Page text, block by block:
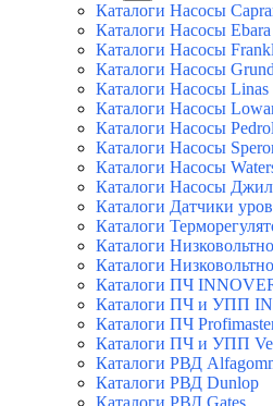
Каталоги Насосы
Каталоги Насосы Ebara
Каталоги Насосы
Каталоги Насосы
Каталоги Насосы Linas
Каталоги Насосы
Каталоги Насосы
Каталоги Насосы
Каталоги Насосы
Каталоги Насосы
Каталоги Датчики
Каталоги
Каталоги
Каталоги
Каталоги ПЧ
Каталоги ПЧ и УПП
Каталоги ПЧ
Каталоги ПЧ и УПП
Каталоги РВД
Каталоги РВД Dunlop